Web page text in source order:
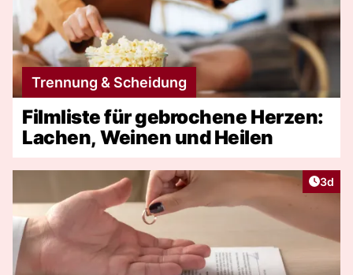
Trennung & Scheidung
Filmliste für gebrochene Herzen:
Lachen, Weinen und Heilen
3d